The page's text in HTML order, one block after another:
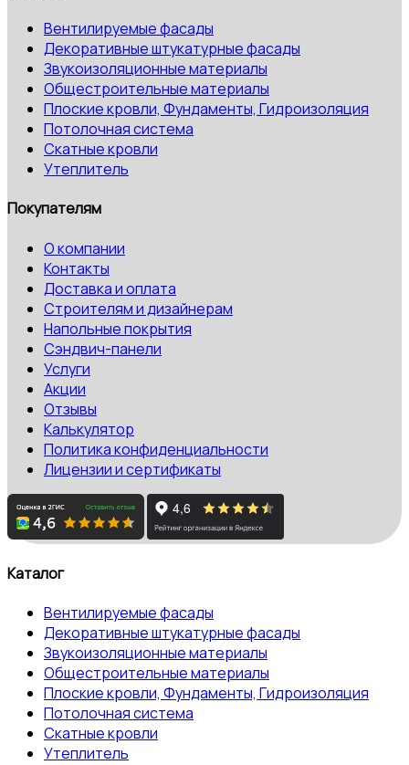
Вентилируемые фасады
Декоративные штукатурные фасады
Звукоизоляционные материалы
Общестроительные материалы
Плоские кровли, Фундаменты, Гидроизоляция
Потолочная система
Скатные кровли
Утеплитель
Покупателям
О компании
Контакты
Доставка и оплата
Строителям и дизайнерам
Напольные покрытия
Сэндвич-панели
Услуги
Акции
Отзывы
Калькулятор
Политика конфиденциальности
Лицензии и сертификаты
Каталог
Вентилируемые фасады
Декоративные штукатурные фасады
Звукоизоляционные материалы
Общестроительные материалы
Плоские кровли, Фундаменты, Гидроизоляция
Потолочная система
Скатные кровли
Утеплитель